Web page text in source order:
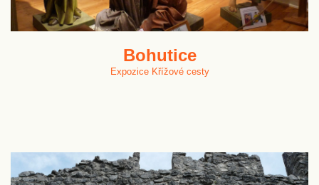
Bohutice
Expozice Křížové cesty